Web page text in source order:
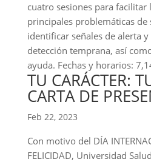
cuatro sesiones para
principales problemáticas de
identificar señales de alerta
detección temprana, así
ayuda. Fechas y horarios:
TU CARÁCTER:
CARTA DE
Feb 22, 2023
Con motivo del DÍA
FELICIDAD, Universidad